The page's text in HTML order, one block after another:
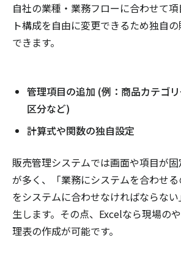
自社の業種・業務フローに合わせて
ト構成を自由に変更できるため独自
できます。
管理項目の追加 (例：商品カテゴ
区分など)
計算式や関数の独自設定
販売管理システムでは画面や項目が
が多く、「業務にシステムを合わせ
をシステムに合わせなければならな
生します。その点、Excelなら現場の
理表の作成が可能です。